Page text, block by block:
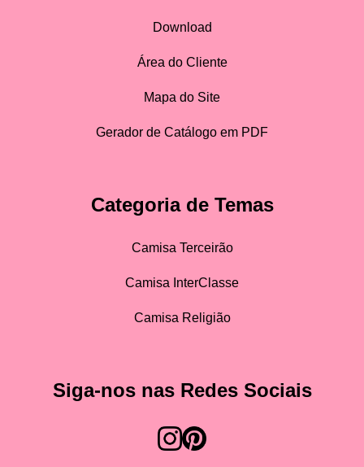
Download
Área do Cliente
Mapa do Site
Gerador de Catálogo em PDF
Categoria de Temas
Camisa Terceirão
Camisa InterClasse
Camisa Religião
Siga-nos nas Redes Sociais